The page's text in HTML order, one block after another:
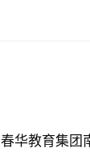
春华教育集团